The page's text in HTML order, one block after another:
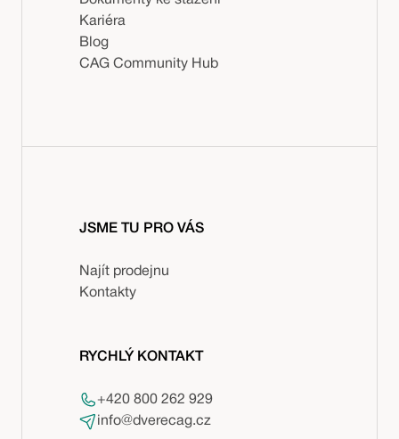
Kariéra
Blog
CAG Community Hub
JSME TU PRO VÁS
Najít prodejnu
Kontakty
RYCHLÝ KONTAKT
+420 800 262 929
info@dverecag.cz